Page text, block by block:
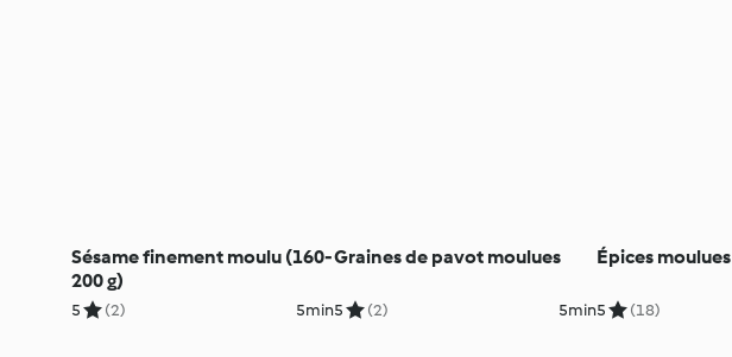
Sésame finement moulu (160-
200 g)
5 (2) 5min
Graines de pavot moulues
5 (2) 5min
Épices moulues
5 (18)